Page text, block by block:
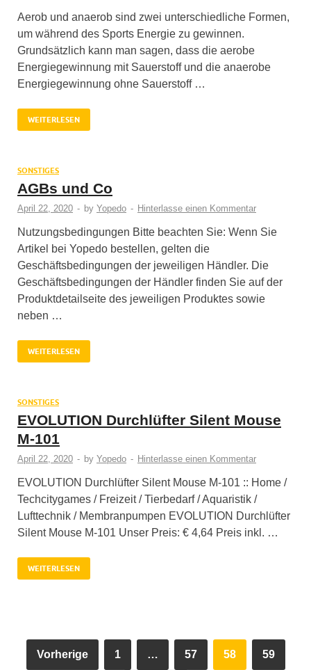
Aerob und anaerob sind zwei unterschiedliche Formen,
um während des Sports Energie zu gewinnen.
Grundsätzlich kann man sagen, dass die aerobe
Energiegewinnung mit Sauerstoff und die anaerobe
Energiegewinnung ohne Sauerstoff …
WEITERLESEN
SONSTIGES
AGBs und Co
April 22, 2020 - by Yopedo - Hinterlasse einen Kommentar
Nutzungsbedingungen Bitte beachten Sie: Wenn Sie
Artikel bei Yopedo bestellen, gelten die
Geschäftsbedingungen der jeweiligen Händler. Die
Geschäftsbedingungen der Händler finden Sie auf der
Produktdetailseite des jeweiligen Produktes sowie
neben …
WEITERLESEN
SONSTIGES
EVOLUTION Durchlüfter Silent Mouse
M-101
April 22, 2020 - by Yopedo - Hinterlasse einen Kommentar
EVOLUTION Durchlüfter Silent Mouse M-101 :: Home /
Techcitygames / Freizeit / Tierbedarf / Aquaristik /
Lufttechnik / Membranpumpen EVOLUTION Durchlüfter
Silent Mouse M-101 Unser Preis: € 4,64 Preis inkl. …
WEITERLESEN
Vorherige 1 … 57 58 59